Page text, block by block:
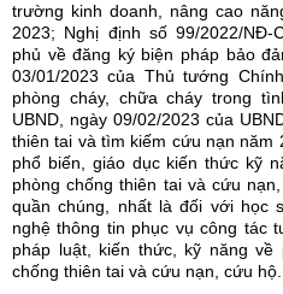
trường kinh doanh, nâng cao
2023; Nghị định số 99/2022/NĐ-
phủ về đăng ký biện pháp bảo
03/01/2023 của Thủ tướng
phòng cháy, chữa cháy trong
UBND, ngày 09/02/2023 của
thiên tai và tìm kiếm cứu nạn năm
phổ biến, giáo dục kiến thức kỹ
phòng chống thiên tai và cứu
quần chúng, nhất là đối với học
nghệ thông tin phục vụ công tác
pháp luật, kiến thức, kỹ năng về
chống thiên tai và cứu nạn, cứu hộ.